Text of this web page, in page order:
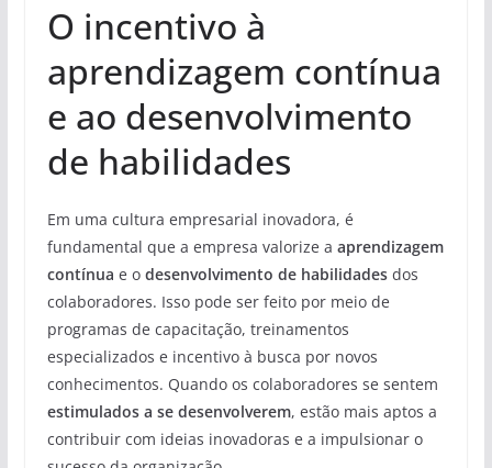
O incentivo à
aprendizagem contínua
e ao desenvolvimento
de habilidades
Em uma cultura empresarial inovadora, é
fundamental que a empresa valorize a aprendizagem
contínua e o desenvolvimento de habilidadesdos
colaboradores. Isso pode ser feito por meio de
programas de capacitação, treinamentos
especializados e incentivo à busca por novos
conhecimentos. Quando os colaboradores se sentem
estimulados a se desenvolverem, estão mais aptos a
contribuir com ideias inovadoras e a impulsionar o